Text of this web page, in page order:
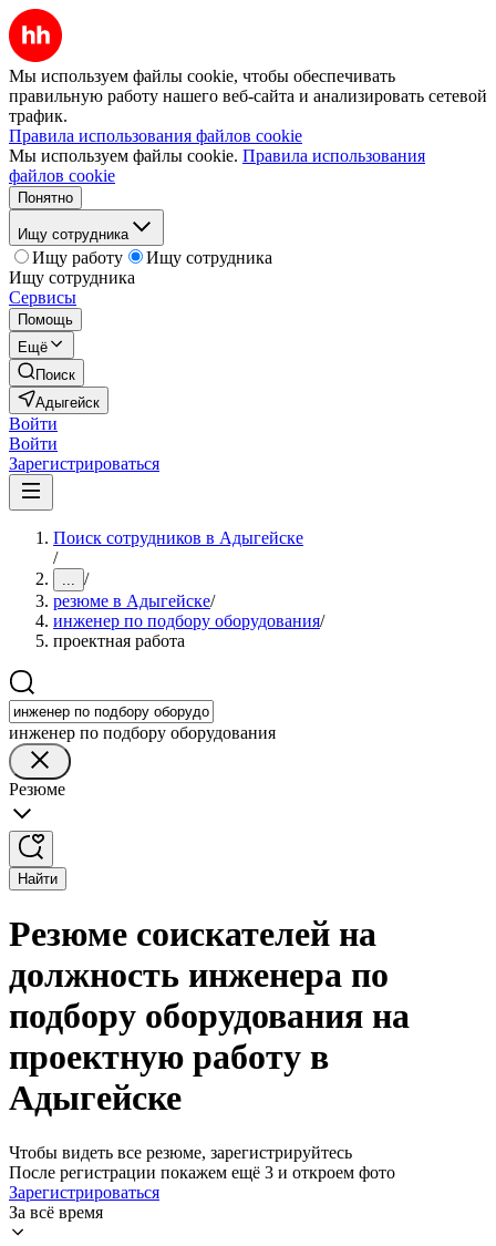
Мы используем файлы cookie, чтобы обеспечивать
правильную работу нашего веб-сайта и анализировать сетевой
трафик.
Правила использования файлов cookie
Мы используем файлы cookie. Правила использования
файлов cookie
Понятно
Ищу сотрудника
Ищу работу
Ищу сотрудника
Ищу сотрудника
Сервисы
Помощь
Ещё
Поиск
Адыгейск
Войти
Войти
Зарегистрироваться
Поиск сотрудников в Адыгейске
/
... /
резюме в Адыгейске/
инженер по подбору оборудования/
проектная работа
инженер по подбору оборудования
Резюме
Найти
Резюме соискателей на
должность инженера по
подбору оборудования на
проектную работу в
Адыгейске
Чтобы видеть все резюме, зарегистрируйтесь
После регистрации покажем ещё 3 и откроем фото
Зарегистрироваться
За всё время